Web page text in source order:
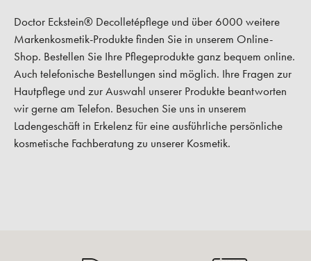
Doctor Eckstein® Decolletépflege und über 6000 weitere
Markenkosmetik-Produkte finden Sie in unserem Online-
Shop. Bestellen Sie Ihre Pflegeprodukte ganz bequem online.
Auch telefonische Bestellungen sind möglich. Ihre Fragen zur
Hautpflege und zur Auswahl unserer Produkte beantworten
wir gerne am Telefon. Besuchen Sie uns in unserem
Ladengeschäft in Erkelenz für eine ausführliche persönliche
kosmetische Fachberatung zu unserer Kosmetik.